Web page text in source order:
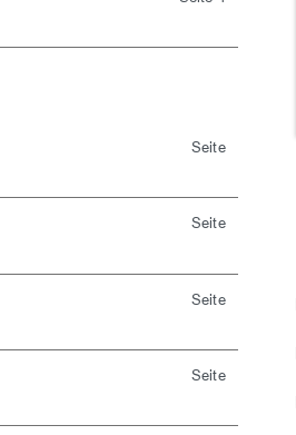
Seite
Seite
Seite
Seite